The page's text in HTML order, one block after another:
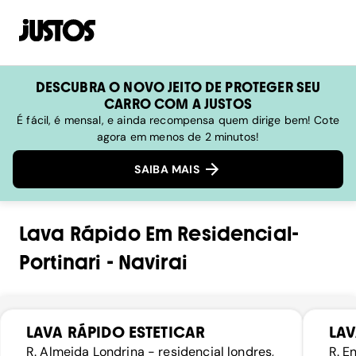
DESCUBRA O NOVO JEITO DE PROTEGER SEU
CARRO COM A JUSTOS
É fácil, é mensal, e ainda recompensa quem dirige bem! Cote
agora em menos de 2 minutos!
SAIBA MAIS
Lava RápidoEm Residencial-
Portinari - Navirai
LAVA RÁPIDO ESTETICAR
R. Almeida Londrina - residencial londres, R.